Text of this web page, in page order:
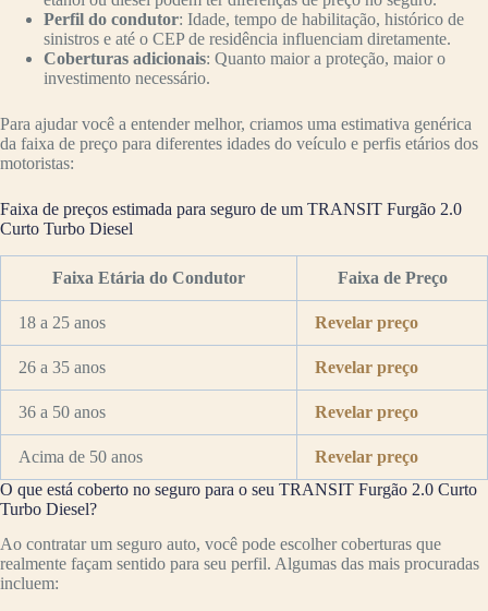
Perfil do condutor: Idade, tempo de habilitação, histórico de
sinistros e até o CEP de residência influenciam diretamente.
Coberturas adicionais: Quanto maior a proteção, maior o
investimento necessário.
Para ajudar você a entender melhor, criamos uma estimativa genérica
da faixa de preço para diferentes idades do veículo e perfis etários dos
motoristas:
Faixa de preços estimada para seguro de um TRANSIT Furgão 2.0
Curto Turbo Diesel
Faixa Etária do Condutor Faixa de Preço
18 a 25 anos Revelar preço
26 a 35 anos Revelar preço
36 a 50 anos Revelar preço
Acima de 50 anos
Revelar preço
O que está coberto no seguro para o seu TRANSIT Furgão 2.0 Curto
Turbo Diesel?
Ao contratar um seguro auto, você pode escolher coberturas que
realmente façam sentido para seu perfil. Algumas das mais procuradas
incluem: